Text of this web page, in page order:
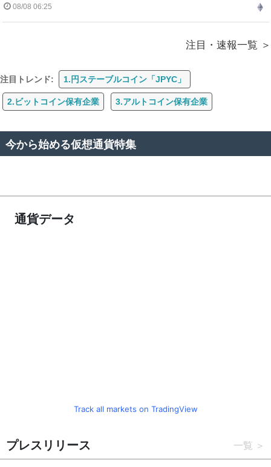
08/08 06:25
注目・速報一覧
注目トレンド: 1.円ステーブルコイン「JPYC」
2.ビットコイン保有企業 3.アルトコイン保有企業
今から始める仮想通貨特集
通貨データ
Track all markets on TradingView
プレスリリース 一覧